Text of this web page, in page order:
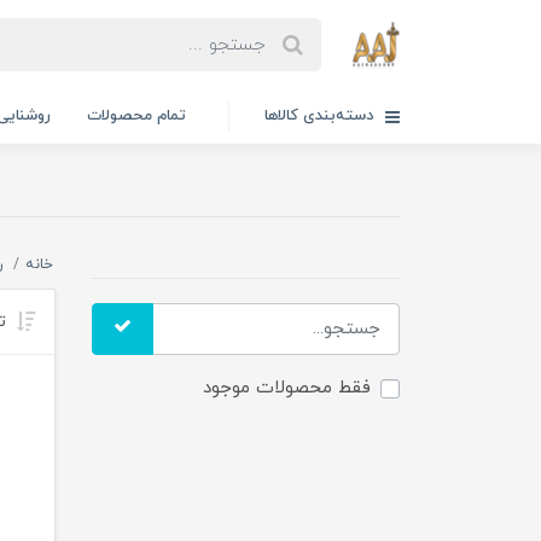
دسته‌بندی کالاها تمام محصولات
فقط محصولات موجود
خانه